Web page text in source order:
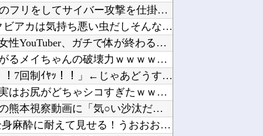
各社のAI、続々と暴走 勝手に人間のフリをしてサイバー攻撃を仕掛ける事件が相次ぐ他
【予算100万】市長「特定外来生物クビアカは気持ち悪い虫だしそんな需要ないと思う」1匹30...
【恐怖】酒とタバコを愛する日常系女性YouTuber、ガチで体が終わる・・・他
【ラブライブ！】【画像】恥ずかしがるメイちゃんの破壊力ｗｗｗｗｗｗｗｗｗｗ他
謎の人「甲子園からドーム移転ｲﾔｯ！！7回制ｲﾔｯ！！」←じゃあどうすんねん他
【画像】グラドルの相澤仁美さん、実はお尻がどちゃシコすぎたｗｗｗｗｗｗ他
【炎上】金剛地武志さん、高市首相の熊本視察動画に「気○い沙汰だぞ」他
医者「麻酔かけますよー」 わい(全身麻酔に耐えて見せる！うおおおおおお！！！！)他